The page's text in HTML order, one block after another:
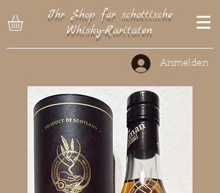
Ihr Shop für schottische
Whisky-Raritäten
Anmelden